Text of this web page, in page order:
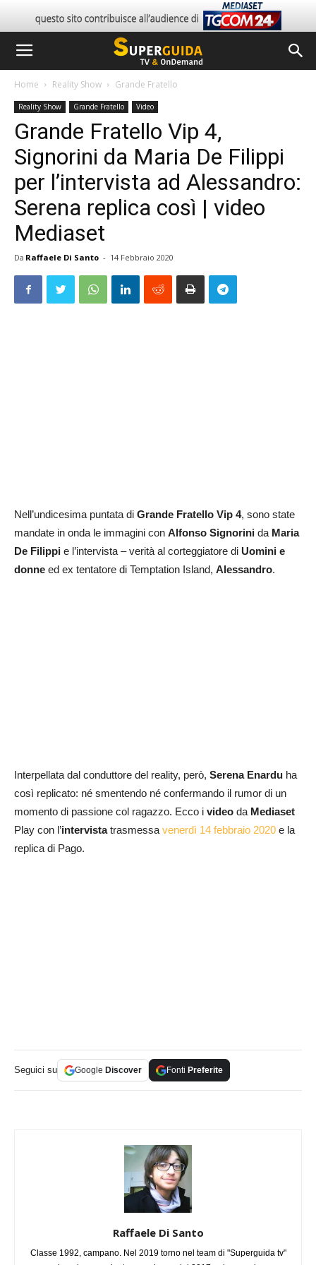
Home Reality Show Grande Fratello
Reality Show Grande Fratello Video
Grande Fratello Vip 4,
Signorini da Maria De Filippi
per l’intervista ad Alessandro:
Serena replica così | video
Mediaset
Da Raffaele Di Santo - 14 Febbraio 2020
Nell’undicesima puntata di Grande Fratello Vip 4, sono state
mandate in onda le immagini con Alfonso Signorini da Maria
De Filippi e l’intervista – verità al corteggiatore di Uomini e
donne ed ex tentatore di Temptation Island, Alessandro.
Interpellata dal conduttore del reality, però, Serena Enardu ha
così replicato: né smentendo né confermando il rumor di un
momento di passione col ragazzo. Ecco i video da Mediaset
Play con l’intervistatrasmessa venerdì 14 febbraio 2020 e la
replica di Pago.
Seguici su Google Discover Fonti Preferite
Raffaele Di Santo
Classe 1992, campano. Nel 2019 torno nel team di "Superguida tv"